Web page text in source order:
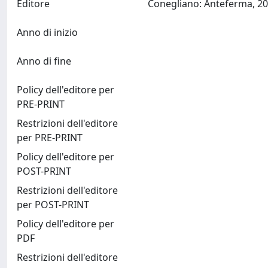
Editore
Anno di inizio
Anno di fine
Policy dell'editore per
PRE-PRINT
Restrizioni dell'editore
per PRE-PRINT
Policy dell'editore per
POST-PRINT
Restrizioni dell'editore
per POST-PRINT
Policy dell'editore per
PDF
Restrizioni dell'editore